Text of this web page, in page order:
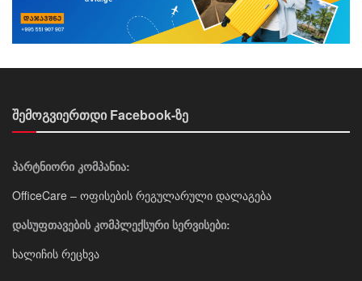
შემოგვიერთდი Facebook-ზე
პარტნიორი კომპანია:
OfficeCare – ოფისების რეგულარული დალაგება
დასუფთავების კომპლექსური სერვისები:
ხალიჩის რეცხვა